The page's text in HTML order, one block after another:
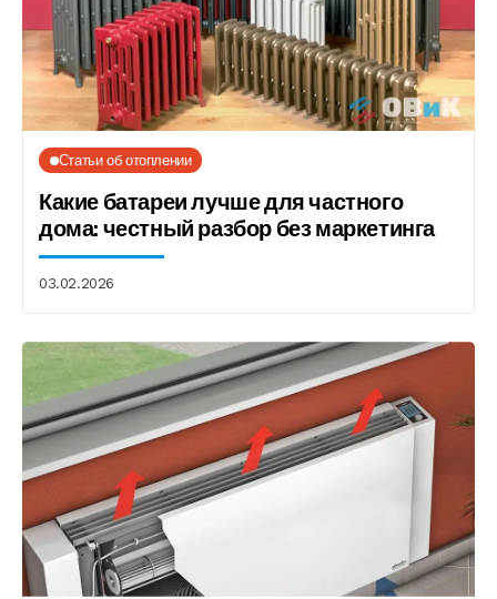
Статьи об отоплении
Какие батареи лучше для частного
дома: честный разбор без маркетинга
03.02.2026